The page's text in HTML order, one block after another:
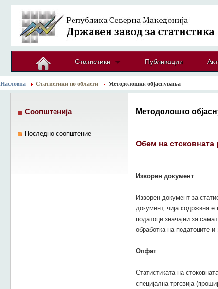
Статистики Публикации
Насловна Статистики по области Методолошки објаснувања
Методолошко
Обем на стоковната
Изворен документ
Изворен документ за
документ, чија содржина
податоци значајни за
обработка на податоците и
Опфат
Статистиката на
специјална трговија
Соопштенија
Последно соопштение